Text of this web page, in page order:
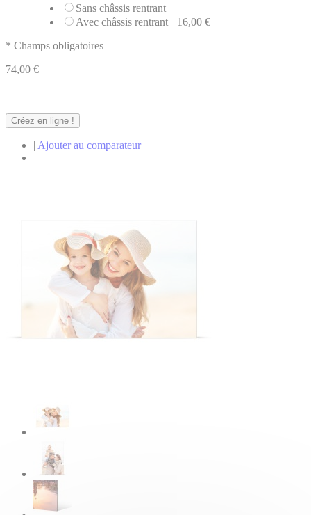
Sans châssis rentrant
Avec châssis rentrant +16,00 €
* Champs obligatoires
74,00 €
Créez en ligne !
| Ajouter au comparateur